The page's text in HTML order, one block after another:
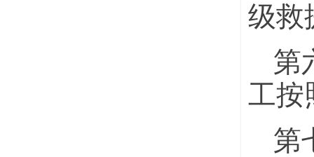
级救
第
工按
第